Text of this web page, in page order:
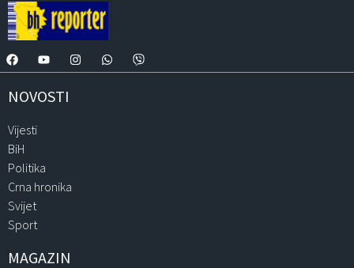
NOVOSTI
Vijesti
BiH
Politika
Crna hronika
Svijet
Sport
MAGAZIN